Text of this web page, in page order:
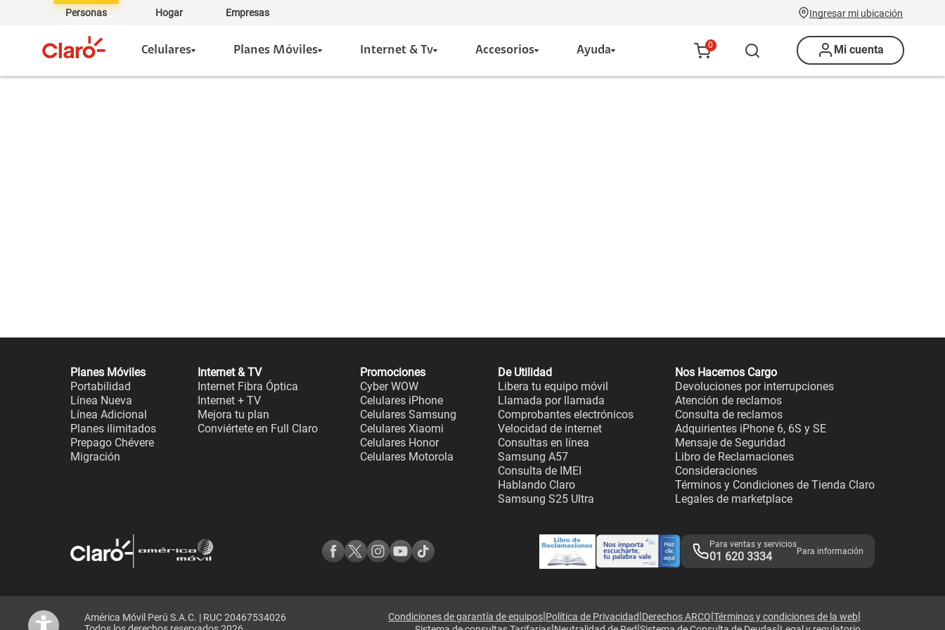
Personas Hogar Empresas Ingresar mi ubicación
Celulares Planes Móviles Internet & Tv Accesorios Ayuda 0 Mi cuenta
Planes Móviles
Portabilidad
Línea Nueva
Línea Adicional
Planes ilimitados
Prepago Chévere
Migración
Internet & TV
Internet Fibra Óptica
Internet + TV
Mejora tu plan
Conviértete en Full Claro
Promociones
Cyber WOW
Celulares iPhone
Celulares Samsung
Celulares Xiaomi
Celulares Honor
Celulares Motorola
De Utilidad
Libera tu equipo móvil
Llamada por llamada
Comprobantes electrónicos
Velocidad de internet
Consultas en línea
Samsung A57
Consulta de IMEI
Hablando Claro
Samsung S25 Ultra
Nos Hacemos Cargo
Devoluciones por interrupciones
Atención de reclamos
Consulta de reclamos
Adquirientes iPhone 6, 6S y SE
Mensaje de Seguridad
Libro de Reclamaciones
Consideraciones
Términos y Condiciones de Tienda Claro
Legales de marketplace
Para ventas y servicios
01 620 3334 Para información
América Móvil Perú S.A.C. | RUC 20467534026
Condiciones de garantía de equipos|Política de Privacidad|Derechos ARCO|Términos y condiciones de la web|